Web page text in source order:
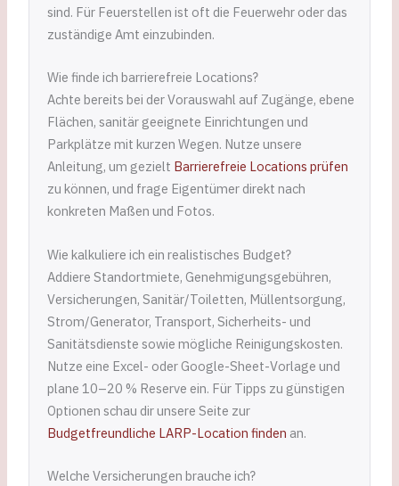
sind. Für Feuerstellen ist oft die Feuerwehr oder das
zuständige Amt einzubinden.
Wie finde ich barrierefreie Locations?
Achte bereits bei der Vorauswahl auf Zugänge, ebene
Flächen, sanitär geeignete Einrichtungen und
Parkplätze mit kurzen Wegen. Nutze unsere
Anleitung, um gezielt Barrierefreie Locations prüfen
zu können, und frage Eigentümer direkt nach
konkreten Maßen und Fotos.
Wie kalkuliere ich ein realistisches Budget?
Addiere Standortmiete, Genehmigungsgebühren,
Versicherungen, Sanitär/Toiletten, Müllentsorgung,
Strom/Generator, Transport, Sicherheits- und
Sanitätsdienste sowie mögliche Reinigungskosten.
Nutze eine Excel- oder Google-Sheet-Vorlage und
plane 10–20 % Reserve ein. Für Tipps zu günstigen
Optionen schau dir unsere Seite zur
Budgetfreundliche LARP-Location finden an.
Welche Versicherungen brauche ich?